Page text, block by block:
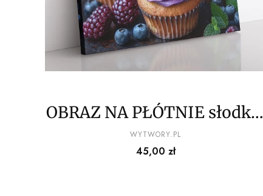
OBRAZ NA PŁÓTNIE słodkie
babeczki wz7
PRODUCENT
WYTWORY.PL
Cena
45,00 zł